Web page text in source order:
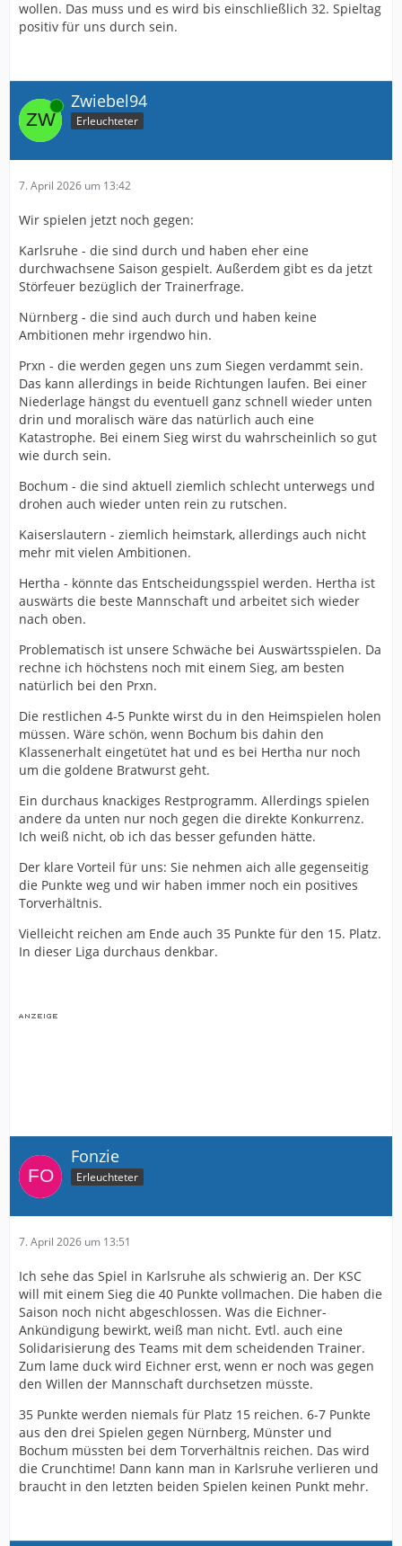
wollen. Das muss und es wird bis einschließlich 32. Spieltag
positiv für uns durch sein.
Online Zwiebel94
Erleuchteter
7. April 2026 um 13:42
Wir spielen jetzt noch gegen:
Karlsruhe - die sind durch und haben eher eine
durchwachsene Saison gespielt. Außerdem gibt es da jetzt
Störfeuer bezüglich der Trainerfrage.
Nürnberg - die sind auch durch und haben keine
Ambitionen mehr irgendwo hin.
Prxn - die werden gegen uns zum Siegen verdammt sein.
Das kann allerdings in beide Richtungen laufen. Bei einer
Niederlage hängst du eventuell ganz schnell wieder unten
drin und moralisch wäre das natürlich auch eine
Katastrophe. Bei einem Sieg wirst du wahrscheinlich so gut
wie durch sein.
Bochum - die sind aktuell ziemlich schlecht unterwegs und
drohen auch wieder unten rein zu rutschen.
Kaiserslautern - ziemlich heimstark, allerdings auch nicht
mehr mit vielen Ambitionen.
Hertha - könnte das Entscheidungsspiel werden. Hertha ist
auswärts die beste Mannschaft und arbeitet sich wieder
nach oben.
Problematisch ist unsere Schwäche bei Auswärtsspielen. Da
rechne ich höchstens noch mit einem Sieg, am besten
natürlich bei den Prxn.
Die restlichen 4-5 Punkte wirst du in den Heimspielen holen
müssen. Wäre schön, wenn Bochum bis dahin den
Klassenerhalt eingetütet hat und es bei Hertha nur noch
um die goldene Bratwurst geht.
Ein durchaus knackiges Restprogramm. Allerdings spielen
andere da unten nur noch gegen die direkte Konkurrenz.
Ich weiß nicht, ob ich das besser gefunden hätte.
Der klare Vorteil für uns: Sie nehmen aich alle gegenseitig
die Punkte weg und wir haben immer noch ein positives
Torverhältnis.
Vielleicht reichen am Ende auch 35 Punkte für den 15. Platz.
In dieser Liga durchaus denkbar.
Fonzie
Erleuchteter
7. April 2026 um 13:51
Ich sehe das Spiel in Karlsruhe als schwierig an. Der KSC
will mit einem Sieg die 40 Punkte vollmachen. Die haben die
Saison noch nicht abgeschlossen. Was die Eichner-
Ankündigung bewirkt, weiß man nicht. Evtl. auch eine
Solidarisierung des Teams mit dem scheidenden Trainer.
Zum lame duck wird Eichner erst, wenn er noch was gegen
den Willen der Mannschaft durchsetzen müsste.
35 Punkte werden niemals für Platz 15 reichen. 6-7 Punkte
aus den drei Spielen gegen Nürnberg, Münster und
Bochum müssten bei dem Torverhältnis reichen. Das wird
die Crunchtime! Dann kann man in Karlsruhe verlieren und
braucht in den letzten beiden Spielen keinen Punkt mehr.